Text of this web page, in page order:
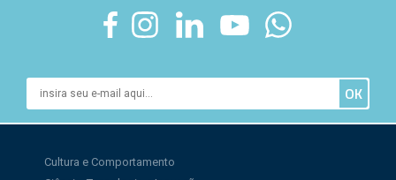
Cultura e Comportamento